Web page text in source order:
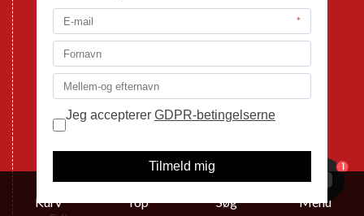
Brugte Autocampere og Vans
Webshop
Værksted
Mortens Campingtips
KG Camping Kundeklub
Nyheder
Adria
Kurv Top Søg Menu
1